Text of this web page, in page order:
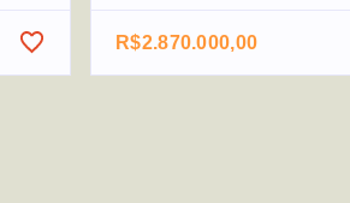
R$2.870.000,00